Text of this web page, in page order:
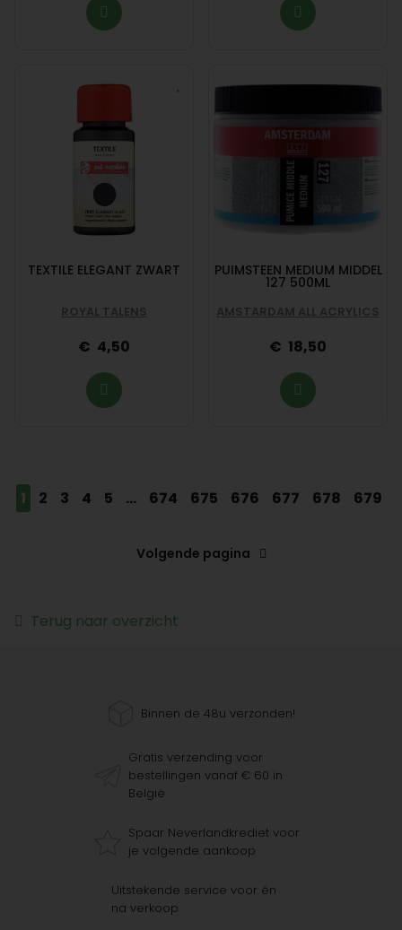
TEXTILE ELEGANT ZWART
ROYAL TALENS
4,50
PUIMSTEEN MEDIUM MIDDEL
127 500ML
AMSTARDAM ALL ACRYLICS
18,50
1 2 3 4 5 ... 674 675 676 677 678 679
Volgende pagina
Terug naar overzicht
Binnen de 48u verzonden!
Gratis verzending voor
bestellingen vanaf € 60 in
België
Spaar Neverlandkrediet voor
je volgende aankoop
Uitstekende service voor én
na verkoop